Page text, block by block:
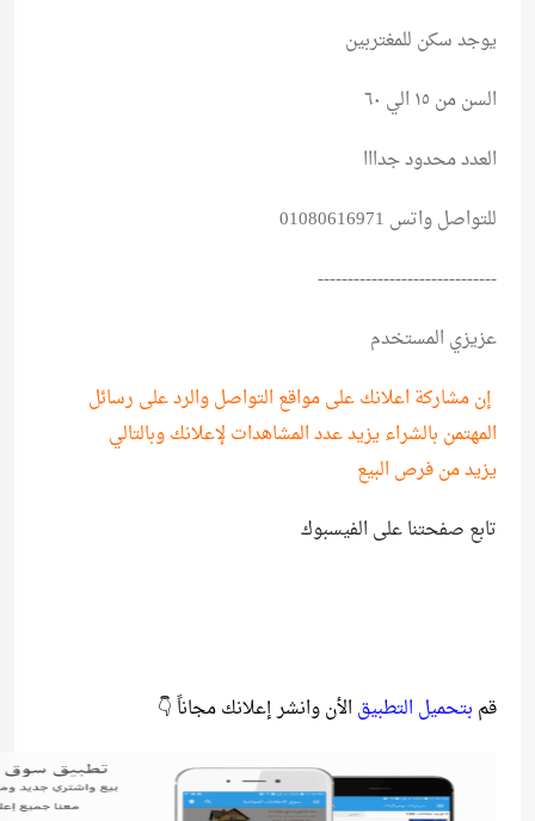
يوجد سكن للمغتربين
السن من ١٥ الي ٦٠
العدد محدود جدااا
للتواصل واتس 01080616971
------------------------------
عزيزي المستخدم
إن مشاركة اعلانك على مواقع التواصل والرد على رسائل
المهتمن بالشراء يزيد عدد المشاهدات لإعلانك وبالتالي
يزيد من فرص البيع
تابع صفحتنا على الفيسبوك
قم بتحميل التطبيق الأن وانشر إعلانك مجاناً 👇